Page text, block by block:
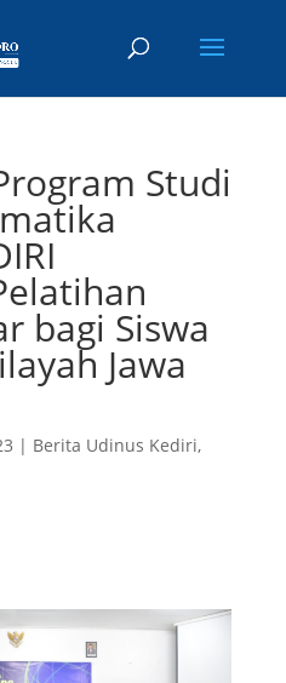
Studi
bagi Siswa
Jawa
| Berita Udinus Kediri,